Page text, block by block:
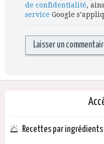
de confidentialité,
service Google
Recettes par ingrédients